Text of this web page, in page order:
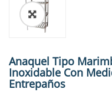
🔍
Anaquel Tipo
Inoxidable Con
Entrepaños